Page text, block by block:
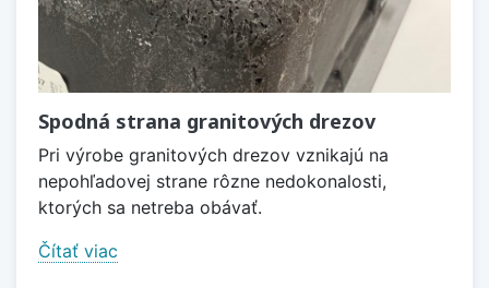
Spodná strana granitových drezov
Pri výrobe granitových drezov vznikajú na
nepohľadovej strane rôzne nedokonalosti,
ktorých sa netreba obávať.
Čítať viac